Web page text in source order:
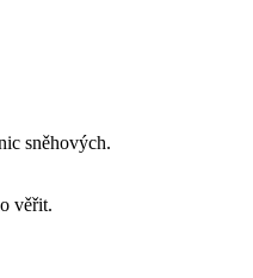
sněhových.
věřit.